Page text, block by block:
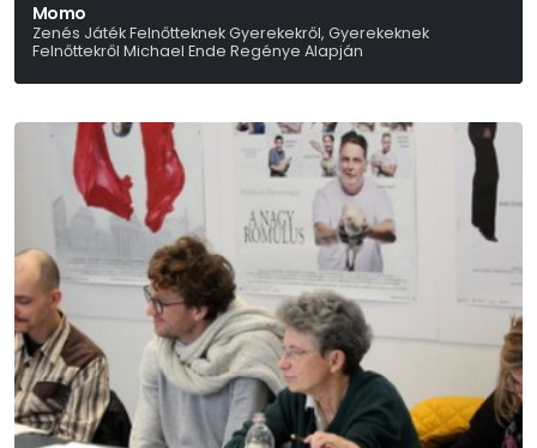
Momo
Zenés Játék Felnőtteknek Gyerekekről, Gyerekeknek
Felnőttekről Michael Ende Regénye Alapján
Faragó Zsuzsa-Laboda Kornél